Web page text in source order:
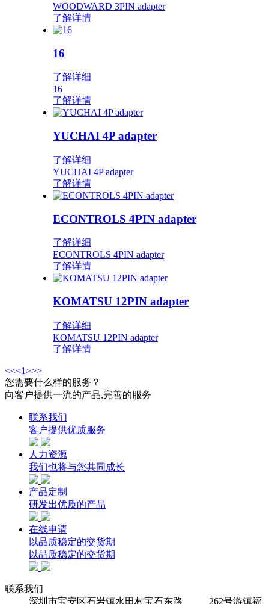
WOODWARD 3PIN adapter
了解详情
16
了解详细
16
了解详情
YUCHAI 4P adapter
了解详细
YUCHAI 4P adapter
了解详情
ECONTROLS 4PIN adapter
了解详细
ECONTROLS 4PIN adapter
了解详情
KOMATSU 12PIN adapter
了解详细
KOMATSU 12PIN adapter
了解详情
<<<1>>>
您需要什么样的服务？
向客户提供一流的产品,完善的服务
联系我们
客户提供优质服务
人力资源
我们也将与您共同成长
产品定制
研发出优质的产品
在线申请
以品质稳定的交货期
以品质稳定的交货期
联系我们
深圳市宝安区石岩镇水田村宝石东路 262号游镇福